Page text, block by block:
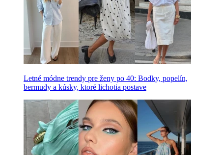
Letné módne trendy pre ženy po 40: Bodky, popelín,
bermudy a kúsky, ktoré lichotia postave